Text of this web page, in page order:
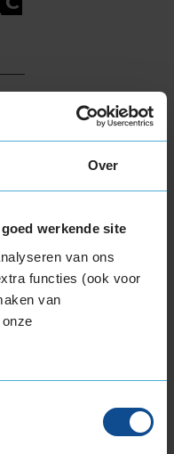
Over
werkende site
van ons
functies (ook voor
van
het EU
is deze band
wat betekent dat
natte
van 72 dB
heeft.